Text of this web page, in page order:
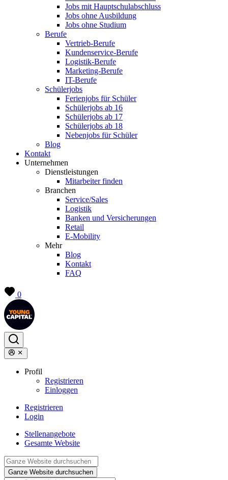
Jobs mit Hauptschulabschluss
Jobs ohne Ausbildung
Jobs ohne Studium
Berufe
Vertrieb-Berufe
Kundenservice-Berufe
Logistik-Berufe
Marketing-Berufe
IT-Berufe
Schülerjobs
Ferienjobs für Schüler
Schülerjobs ab 16
Schülerjobs ab 17
Schülerjobs ab 18
Nebenjobs für Schüler
Blog
Kontakt
Unternehmen
Dienstleistungen
Mitarbeiter finden
Branchen
Service/Sales
Logistik
Banken und Versicherungen
Retail
E-Mobility
Mehr
Blog
Kontakt
FAQ
0
Profil
Registrieren
Einloggen
Registrieren
Login
Stellenangebote
Gesamte Website